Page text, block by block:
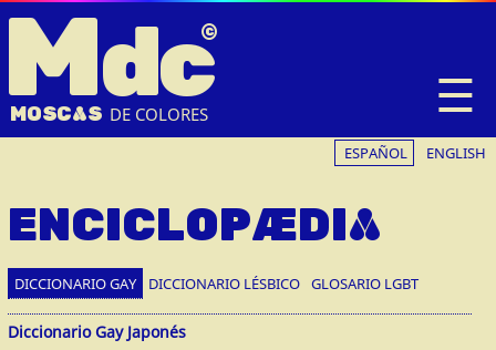
☰
Mdc
MOSCAS DE COLORES
ESPAÑOL ENGLISH
ENCICLOPÆDIA
DICCIONARIO GAY DICCIONARIO LÉSBICO GLOSARIO LGBT
Diccionario Gay Japonés